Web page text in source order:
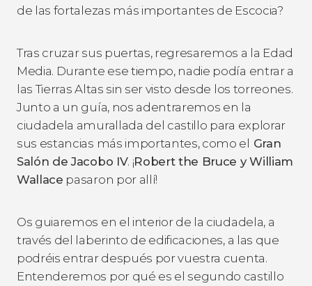
de las fortalezas más importantes de Escocia?
Tras cruzar sus puertas, regresaremos a la Edad
Media. Durante ese tiempo, nadie podía entrar a
las Tierras Altas sin ser visto desde los torreones.
Junto a un guía, nos adentraremos en la
ciudadela amurallada del castillo para explorar
sus estancias más importantes, como el Gran
Salón de Jacobo IV. ¡Robert the Bruce y William
Wallace pasaron por allí!
Os guiaremos en el interior de la ciudadela, a
través del laberinto de edificaciones, a las que
podréis entrar después por vuestra cuenta.
Entenderemos por qué es el segundo castillo